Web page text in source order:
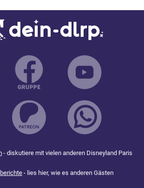
- diskutiere mit vielen anderen Disneyland Paris
- lies hier, wie es anderen Gästen